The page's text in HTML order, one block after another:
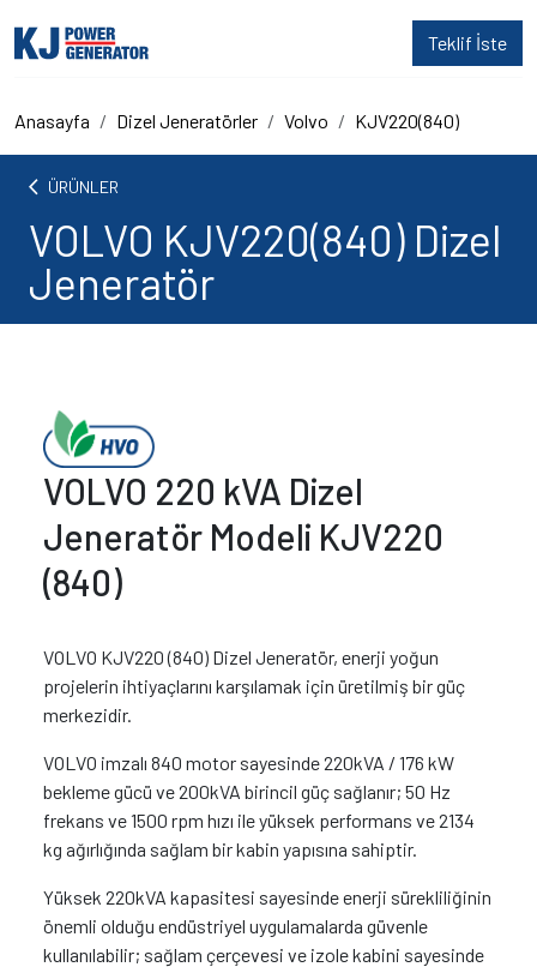
Teklif İste
Anasayfa Dizel Jeneratörler Volvo KJV220(840)
arrow_back_ios ÜRÜNLER
VOLVO KJV220(840) Dizel
Jeneratör
VOLVO 220 kVA Dizel
Jeneratör Modeli KJV220
(840)
VOLVO KJV220 (840) Dizel Jeneratör, enerji yoğun
projelerin ihtiyaçlarını karşılamak için üretilmiş bir güç
merkezidir.
VOLVO imzalı 840 motor sayesinde 220kVA / 176 kW
bekleme gücü ve 200kVA birincil güç sağlanır; 50 Hz
frekans ve 1500 rpm hızı ile yüksek performans ve 2134
kg ağırlığında sağlam bir kabin yapısına sahiptir.
Yüksek 220kVA kapasitesi sayesinde enerji sürekliliğinin
önemli olduğu endüstriyel uygulamalarda güvenle
kullanılabilir; sağlam çerçevesi ve izole kabini sayesinde